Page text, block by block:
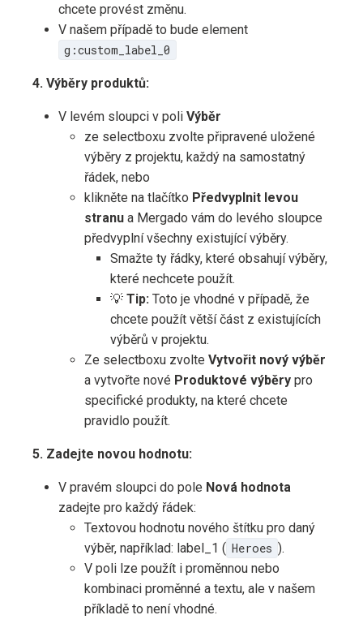
chcete provést změnu.
V našem případě to bude element
g:custom_label_0
4. Výběry produktů:
V levém sloupci v poli Výběr
ze selectboxu zvolte připravené uložené
výběry z projektu, každý na samostatný
řádek, nebo
klikněte na tlačítko Předvyplnit levou
stranu a Mergado vám do levého sloupce
předvyplní všechny existující výběry.
Smažte ty řádky, které obsahují výběry,
které nechcete použít.
💡 Tip: Toto je vhodné v případě, že
chcete použít větší část z existujících
výběrů v projektu.
Ze selectboxu zvolte Vytvořit nový výběr
a vytvořte nové Produktové výběry pro
specifické produkty, na které chcete
pravidlo použít.
5. Zadejte novou hodnotu:
V pravém sloupci do pole Nová hodnota
zadejte pro každý řádek:
Textovou hodnotu nového štítku pro daný
výběr, například: label_1 ( Heroes ).
V poli lze použít i proměnnou nebo
kombinaci proměnné a textu, ale v našem
příkladě to není vhodné.